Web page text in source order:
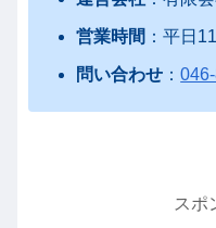
営業時間 ：平日
問い合わせ ：
スポ